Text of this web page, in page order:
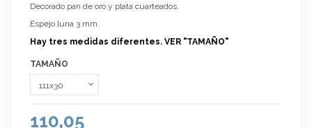
Decorado pan de oro y plata cuarteados.
Espejo luna 3 mm.
Hay tres medidas diferentes. VER "TAMAÑO"
TAMAÑO
110,05